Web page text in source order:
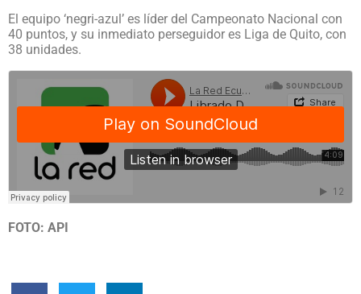
El equipo ‘negri-azul’ es líder del Campeonato Nacional con
40 puntos, y su inmediato perseguidor es Liga de Quito, con
38 unidades.
FOTO: API